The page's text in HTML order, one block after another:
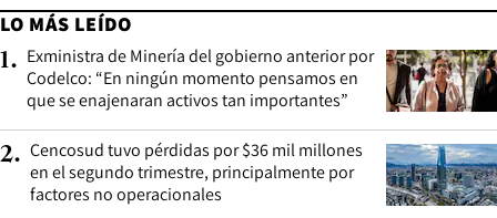
LO MÁS LEÍDO
1. Exministra de Minería del gobierno anterior por
Codelco: “En ningún momento pensamos en
que se enajenaran activos tan importantes”
2. Cencosud tuvo pérdidas por $36 mil millones
en el segundo trimestre, principalmente por
factores no operacionales